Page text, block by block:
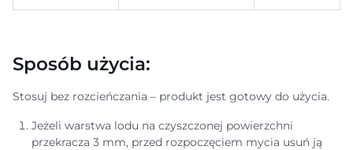
Sposób użycia:
Stosuj bez rozcieńczania – produkt jest gotowy do użycia.
Jeżeli warstwa lodu na czyszczonej powierzchni
przekracza 3 mm, przed rozpoczęciem mycia usuń ją